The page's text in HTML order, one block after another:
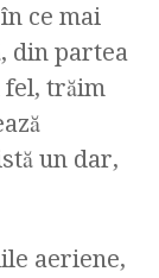
ce mai
din partea
trăim
un dar,
aeriene,